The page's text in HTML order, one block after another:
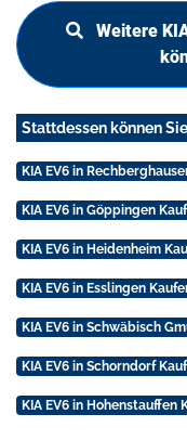
Weitere
Stattdessen können
KIA EV6 in
KIA EV6 in Göppingen
KIA EV6 in Heidenheim
KIA EV6 in Esslingen
KIA EV6 in Schwäbisch
KIA EV6 in Schorndorf
KIA EV6 in Hohenstauffen